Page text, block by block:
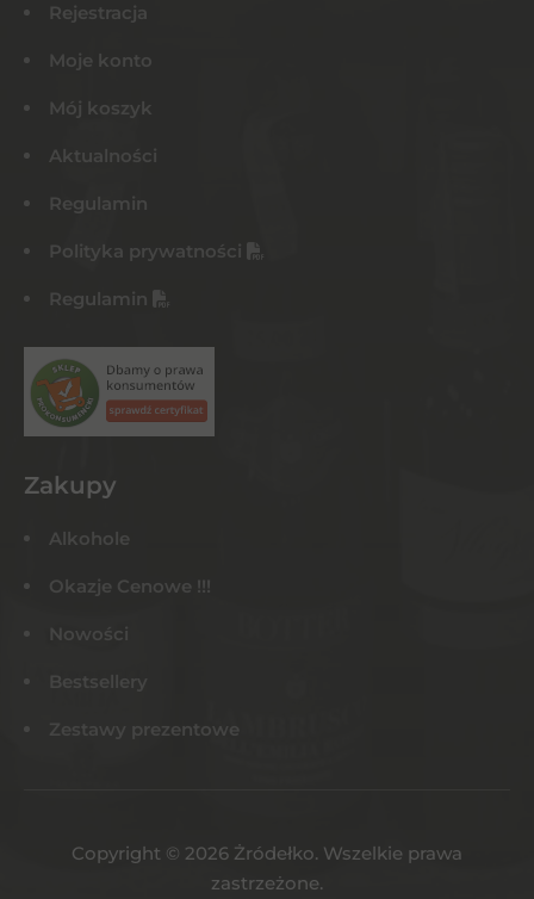
Rejestracja
Moje konto
Mój koszyk
Aktualności
Regulamin
Polityka prywatności
Regulamin
Zakupy
Alkohole
Okazje Cenowe !!!
Nowości
Bestsellery
Zestawy prezentowe
Copyright © 2026 Żródełko. Wszelkie prawa
zastrzeżone.